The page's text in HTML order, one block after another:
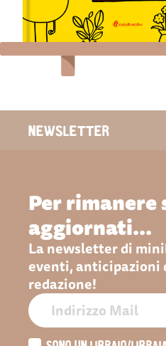
ACQUISTA
Per rimanere
aggiornati...
La newsletter di
eventi,
redazione!
NEWSLETTER